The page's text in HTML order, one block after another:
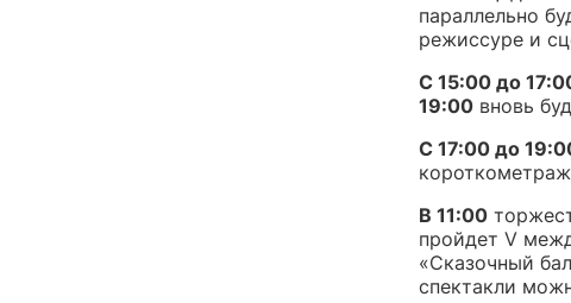
параллельно
режиссуре и
С 15:00 до
19:00 вновь
С 17:00 до
В 11:00
пройдет V
«Сказочный
спектакли